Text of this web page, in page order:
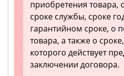
приобретения товара,
сроке службы, сроке
гарантийном сроке, о
товара, а также о
которого действует
заключении договора.